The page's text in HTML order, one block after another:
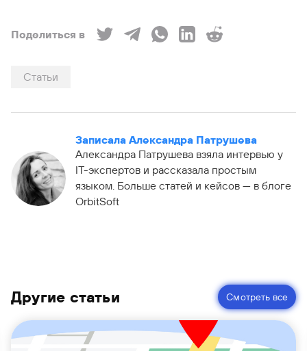
Поделиться в
Статьи
Записала Александра Патрушева
Александра Патрушева взяла интервью у
IT-экспертов и рассказала простым
языком. Больше статей и кейсов — в блоге
OrbitSoft
Другие статьи Смотреть все